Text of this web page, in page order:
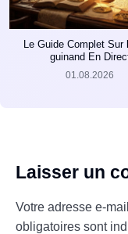
Le Guide Complet Sur
guinand En
01.08.2026
Laisser un
Votre adresse e-
obligatoires sont